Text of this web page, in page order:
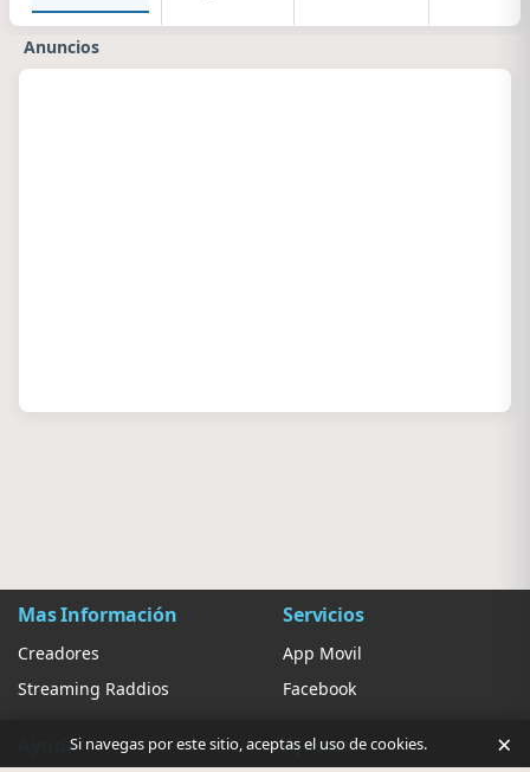
Anuncios
Mas Información
Creadores
Streaming Raddios
Servicios
App Movil
Facebook
Ayuda Ajustes
Si navegas por este sitio, aceptas el uso de cookies. ×